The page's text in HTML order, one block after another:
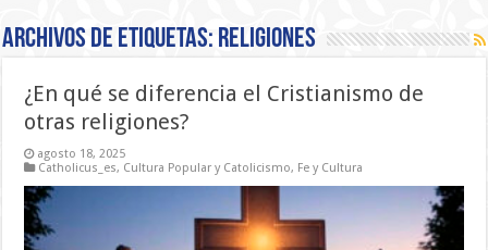
Archivos de etiquetas: religiones
¿En qué se diferencia el Cristianismo de
otras religiones?
agosto 18, 2025
Catholicus_es, Cultura Popular y Catolicismo, Fe y Cultura